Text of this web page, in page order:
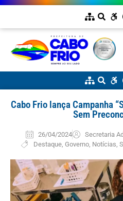
Cabo Frio lança Campanha
Sem
26/04/2024
Secretaria
Destaque, Governo, Notícias